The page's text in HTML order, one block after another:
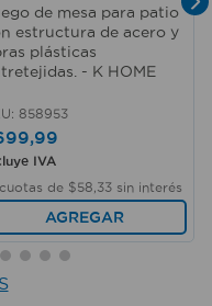
de mesa para patio
estructura de acero y
plásticas
- K HOME
: 858953
,99
IVA
cuotas de $58 33 sin interés
AGREGAR